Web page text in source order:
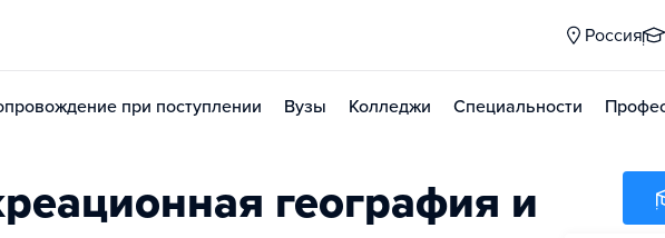
Россия
при поступлении Вузы Колледжи Специальности
география и